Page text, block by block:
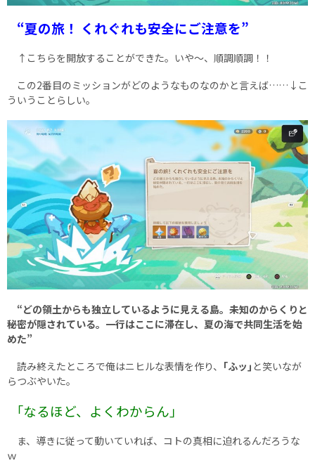
“夏の旅！ くれぐれも安全にご注意を”
↑こちらを開放することができた。いや～、順調順調！！
この2番目のミッションがどのようなものなのかと言えば……↓こ
ういうことらしい。
“どの領土からも独立しているように見える島。未知のからくりと
秘密が隠されている。一行はここに滞在し、夏の海で共同生活を始
めた”
読み終えたところで俺はニヒルな表情を作り、 ｢ふッ｣ と笑いなが
らつぶやいた。
｢なるほど、よくわからん｣
ま、導きに従って動いていれば、コトの真相に迫れるんだろうな
ｗ